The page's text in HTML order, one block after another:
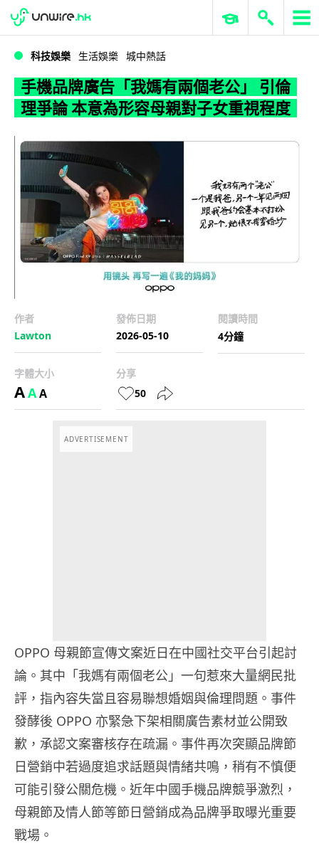
WWDC 2026 ERP 與商業 AI
科技娛樂 生活娛樂 城中熱話
手機品牌廣告「我媽有兩個老公」 引倫
理爭論 本意為形容母親對子女重視程度
作者
Lawton
發佈日期
2026-05-10
閱讀時間
4分鐘
字體大小
AAA
分享
50
ADVERTISEMENT
OPPO 母親節宣傳文案近日在中國社交平台引起討
論。其中「我媽有兩個老公」一句惹來大量網民批
評，指內容失當且容易聯想婚姻與倫理問題。事件
發酵後 OPPO 亦緊急下架相關廣告素材並公開致
歉，承認文案審核存在疏漏。事件再次突顯品牌節
日營銷中若過度追求話題與情緒共鳴，稍有不慎便
可能引發公關危機。近年中國手機品牌競爭激烈，
母親節及情人節等節日營銷成為品牌爭取曝光重要
戰場。